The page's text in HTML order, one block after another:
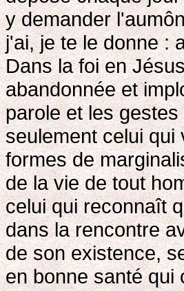
y demander
j'ai, je te le donne :
Dans la foi en
abandonnée et
parole et les
seulement celui qui
formes de
de la vie de tout
celui qui reconnaît
dans la rencontre
de son existence,
en bonne santé qui